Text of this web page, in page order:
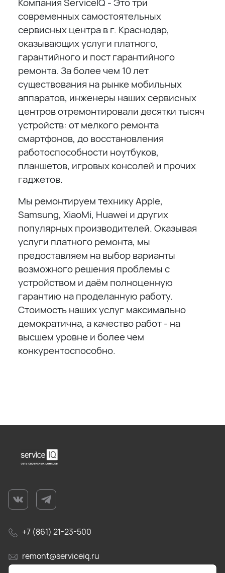
современных самостоятельных
сервисных центра в г. Краснодар,
оказывающих услуги платного,
гарантийного и пост гарантийного
ремонта. За более чем 10 лет
существования на рынке мобильных
аппаратов, инженеры наших сервисных
центров отремонтировали десятки тысяч
устройств: от мелкого ремонта
смартфонов, до восстановления
работоспособности ноутбуков,
планшетов, игровых консолей и прочих
гаджетов.
Мы ремонтируем технику Apple,
Samsung, XiaoMi, Huawei и других
популярных производителей. Оказывая
услуги платного ремонта, мы
предоставляем на выбор варианты
возможного решения проблемы с
устройством и даём полноценную
гарантию на проделанную работу.
Стоимость наших услуг максимально
демократична, а качество работ - на
высшем уровне и более чем
конкурентоспособно.
+7 (861) 21-23-500
remont@serviceiq.ru